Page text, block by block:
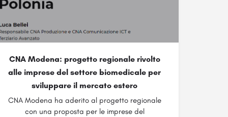
CNA Modena: progetto regionale rivolto
alle imprese del settore biomedicale per
sviluppare il mercato estero
CNA Modena ha aderito al progetto regionale
con una proposta per le imprese del